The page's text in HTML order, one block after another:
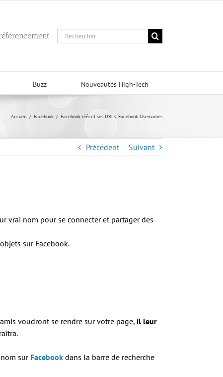
Rechercher:
Buzz Nouveautés High-Tech
Accueil / Facebook / Facebook réécrit ses URLs: Facebook Usernames
Précédent Suivant
vrai nom pour se connecter et partager des
sur Facebook.
voudront se rendre sur votre page, il leur
sur Facebook dans la barre de recherche